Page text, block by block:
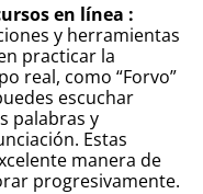
en línea :
y herramientas
practicar la
real, como “Forvo”
escuchar
palabras y
Estas
manera de
progresivamente.